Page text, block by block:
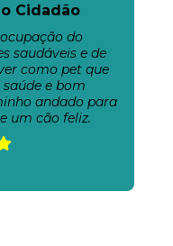
Cidadão
do
saudáveis e de
como pet que
e bom
andado para
um cão feliz.